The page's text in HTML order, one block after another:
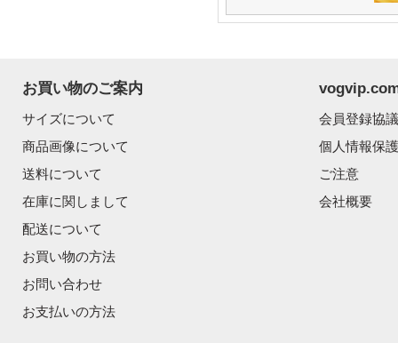
お買い物のご案内
サイズについて
商品画像について
送料について
在庫に関しまして
配送について
お買い物の方法
お問い合わせ
お支払いの方法
会員登録協
個人情報保
ご注意
会社概要